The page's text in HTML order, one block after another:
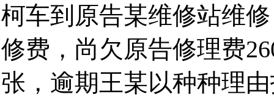
柯车到原告某维修站维
修费，尚欠原告修理费
张，逾期王某以种种理